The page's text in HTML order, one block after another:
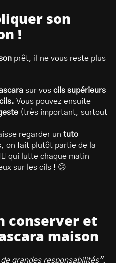
son
!
prêt, il ne vous reste plus
sur vos cils supérieurs
Vous pouvez ensuite
(très important, surtout
regarder un tuto
on fait plutôt partie de la
qui lutte chaque matin
sur les cils ! 😕
conserver et
maison
grandes responsabilités”.